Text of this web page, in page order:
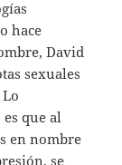
hace
David
sexuales
que al
en nombre
se